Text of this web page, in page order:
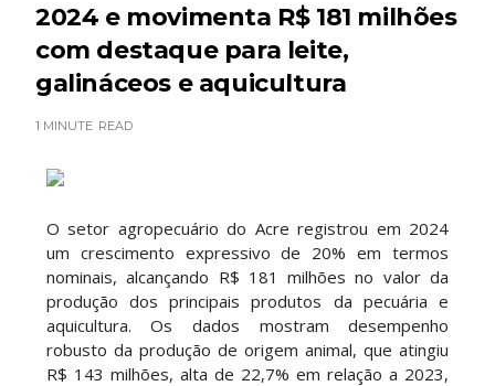
2024 e movimenta R$ 181 milhões
com destaque para leite,
galináceos e aquicultura
1 MINUTE READ
O setor agropecuário do Acre registrou em 2024
um crescimento expressivo de 20% em termos
nominais, alcançando R$ 181 milhões no valor da
produção dos principais produtos da pecuária e
aquicultura. Os dados mostram desempenho
robusto da produção de origem animal, que atingiu
R$ 143 milhões, alta de 22,7% em relação a 2023,